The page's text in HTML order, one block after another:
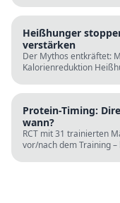
Heißhunger
verstärken
Der Mythos entkräftet:
Kalorienreduktion
Protein-Timing:
wann?
RCT mit 31 trainierten
vor/nach dem Training